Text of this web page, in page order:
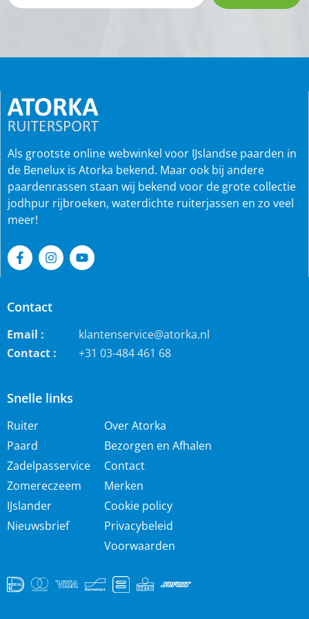
Snelle links
Ruiter
Paard
Zadelpasservice
Zomereczeem
IJslander
Nieuwsbrief
Over Atorka
Bezorgen en Afhalen
Contact
Merken
Cookie policy
Privacybeleid
Voorwaarden
Als grootste online webwinkel voor IJslandse paarden in
de Benelux is Atorka bekend. Maar ook bij andere
paardenrassen staan wij bekend voor de grote collectie
jodhpur rijbroeken, waterdichte ruiterjassen en zo veel
meer!
Contact
Email :
klantenservice@atorka.nl
Contact :
+31 03-484 461 68